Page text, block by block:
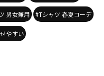
男女兼用 #Tシャツ 春夏コーデ
やすい